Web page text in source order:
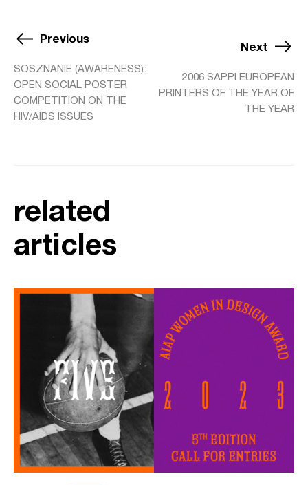
Previous
SOSZNANIE (AWARENESS):
OPEN SOCIAL POSTER
COMPETITION ON THE
HIV/AIDS ISSUES
Next
2006 SAPPI EUROPEAN
PRINTERS OF THE YEAR OF
THE YEAR
related
articles